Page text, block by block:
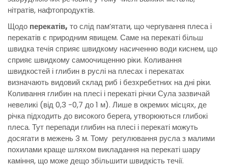
нітратів, нафтопродуктів.
Щодо перекатів, то слід пам’ятати, що чергування плеса і
перекатів є природним явищем. Саме на перекаті більш
швидка течія сприяє швидкому насиченню води киснем, що
сприяє швидкому самоочищенню ріки. Коливання
швидкостей і глибин в руслі на плесах і перекатах
визначають видовий склад риб і безхребетних на дні ріки.
Коливання глибин на плесі і перекаті річки Сула зазвичай
невеликі (від 0,3 -0,7 до 1 м). Лише в окремих місцях, де
річка підходить до високого берега, утворюються глибокі
плеса. Тут перепади глибин на плесі і перекаті можуть
досягати в межень 3 м. Тому регулювання русла з малими
похилами краще шляхом викладання на перекаті шару
каміння, що може дещо збільшити швидкість течії.